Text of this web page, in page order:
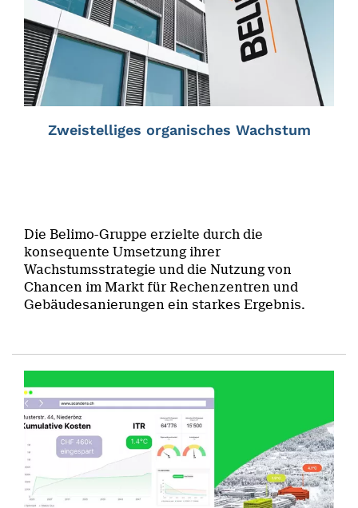
Zweistelliges organisches Wachstum
Die Belimo-Gruppe erzielte durch die
konsequente Umsetzung ihrer
Wachstumsstrategie und die Nutzung von
Chancen im Markt für Rechenzentren und
Gebäudesanierungen ein starkes Ergebnis.